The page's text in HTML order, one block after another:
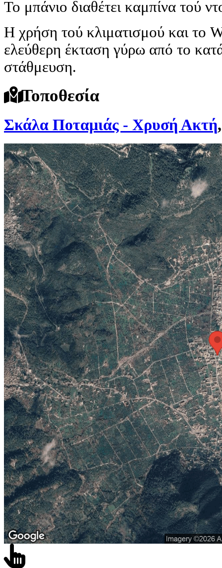
Το μπάνιο διαθέτει καμπίνα τού
Η χρήση τού κλιματισμού και το
ελεύθερη έκταση γύρω από το
στάθμευση.
Τοποθεσία
Σκάλα Ποταμιάς - Χρυσή Ακτή